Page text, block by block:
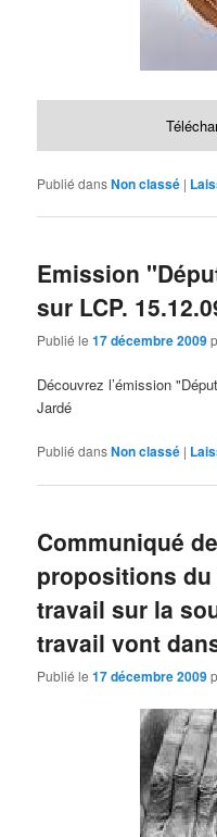
Publié dansNon classé |
Emission
sur LCP.
Publié le17 décembre 2009
Découvrez l’émission
Jardé
Publié dansNon classé |
Communiqué
propositions du
travail sur la
travail vont
Publié le17 décembre 2009